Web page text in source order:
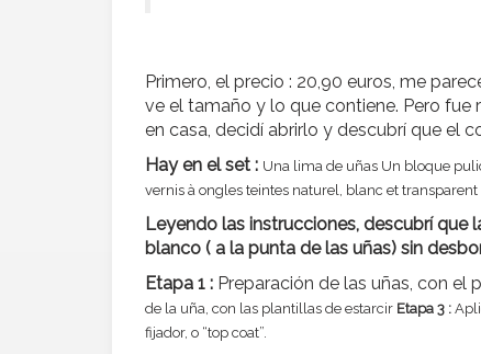
Primero, el precio : 20,90 euros, me
ve el tamaño y lo que contiene. Pero
en casa, decidí abrirlo y descubrí que el
Hay en el set : Una lima de uñas Un bloque
vernis à ongles teintes naturel, blanc et transparent
Leyendo las instrucciones, descubrí que
blanco ( a la punta de las uñas) sin
Etapa 1 : Preparación de las uñas, con el
de la uña, con las plantillas de estarcir Etapa 3 :
fijador, o “top coat”.